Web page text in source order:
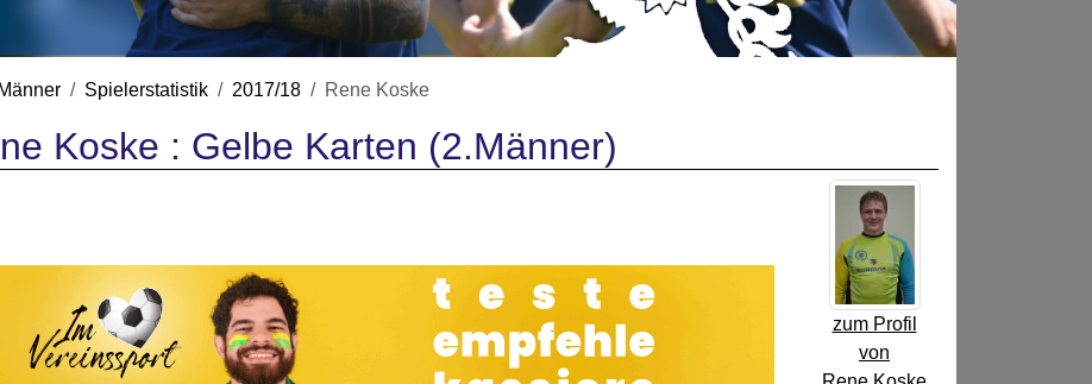
Männer Spielerstatistik 2017/18 Rene Koske
Koske : Gelbe Karten (2.Männer)
zum Profil
von